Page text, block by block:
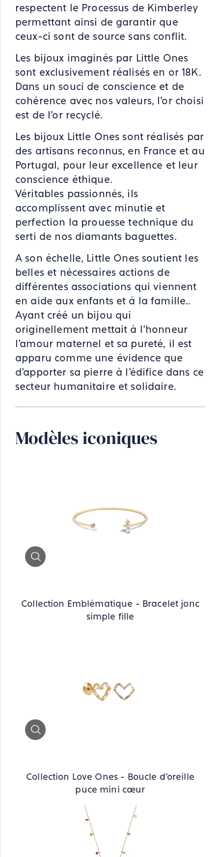
respectent le Processus de Kimberley
permettant ainsi de garantir que
ceux-ci sont de source sans conflit.
Les bijoux imaginés par Little Ones
sont exclusivement réalisés en or 18K.
Dans un souci de conscience et de
cohérence avec nos valeurs, l’or choisi
est de l’or recyclé.
Les bijoux Little Ones sont réalisés par
des artisans reconnus, en France et au
Portugal, pour leur excellence et leur
conscience éthique.
Véritables passionnés, ils
accomplissent avec minutie et
perfection la prouesse technique du
serti de nos diamants baguettes.
A son échelle, Little Ones soutient les
belles et nécessaires actions de
différentes associations qui viennent
en aide aux enfants et à la famille..
Ayant créé un bijou qui
originellement mettait à l’honneur
l’amour maternel et sa pureté, il est
apparu comme une évidence que
d’apporter sa pierre à l’édifice dans ce
secteur humanitaire et solidaire.
Modèles iconiques
Collection Emblématique - Bracelet jonc
simple fille
Collection Love Ones - Boucle d’oreille
puce mini cœur